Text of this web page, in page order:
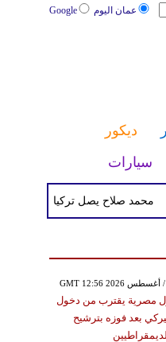
عمان اليوم Google
ديكور
سيارات
يصل تركيا الأربعاء لإتمام
مصرية يقترب من دخول
بعد فوزه بترشيح